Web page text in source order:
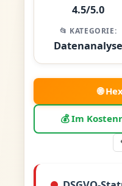
4.5/5.0
📂 KATEGORIE:
Datenanalyse
🌐
💰 Im